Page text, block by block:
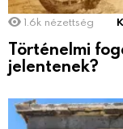
1.6k nézettség
Történelmi
jelentenek?